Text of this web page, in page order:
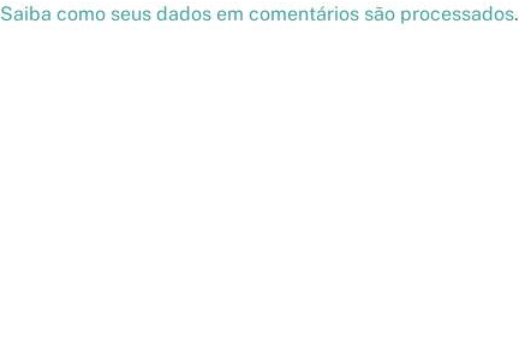
Saiba como seus dados em comentários são processados.